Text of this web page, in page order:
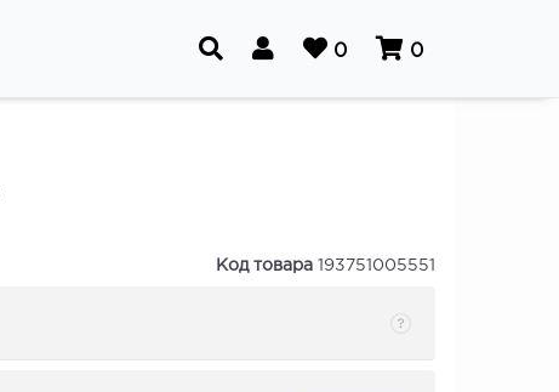
0 0
Код товара 193751005551